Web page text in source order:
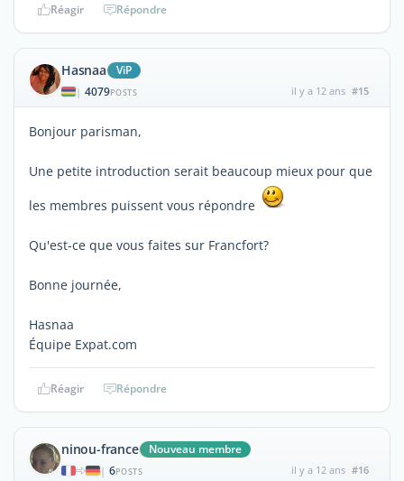
Réagir Répondre
Hasnaa ViP
| 4079POSTS il y a 12 ans #15
Bonjour parisman,
Une petite introduction serait beaucoup mieux pour que
les membres puissent vous répondre
Qu'est-ce que vous faites sur Francfort?
Bonne journée,
Hasnaa
Équipe Expat.com
Réagir Répondre
ninou-france Nouveau membre
| 6POSTS il y a 12 ans #16